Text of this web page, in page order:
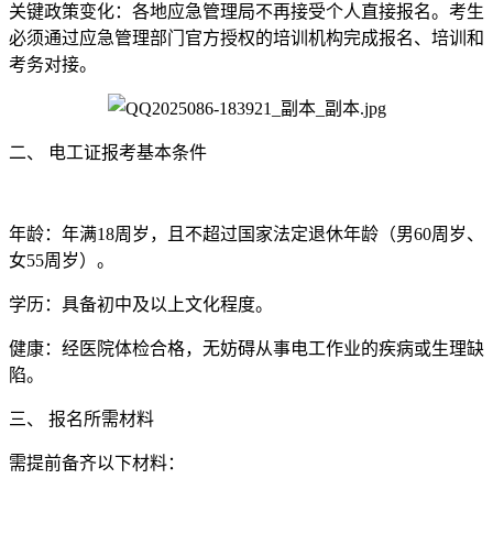
‌关键政策变化‌：各地应急管理局‌不再接受个人直接报名‌。考生
必须通过应急管理部门官方授权的培训机构完成报名、培训和
考务对接。
‌二、 电工证报考基本条件‌
‌年龄‌：年满18周岁，且不超过国家法定退休年龄（男60周岁、
女55周岁）。
‌学历‌：具备初中及以上文化程度。
‌健康‌：经医院体检合格，无妨碍从事电工作业的疾病或生理缺
陷。
‌三、 报名所需材料‌
需提前备齐以下材料：